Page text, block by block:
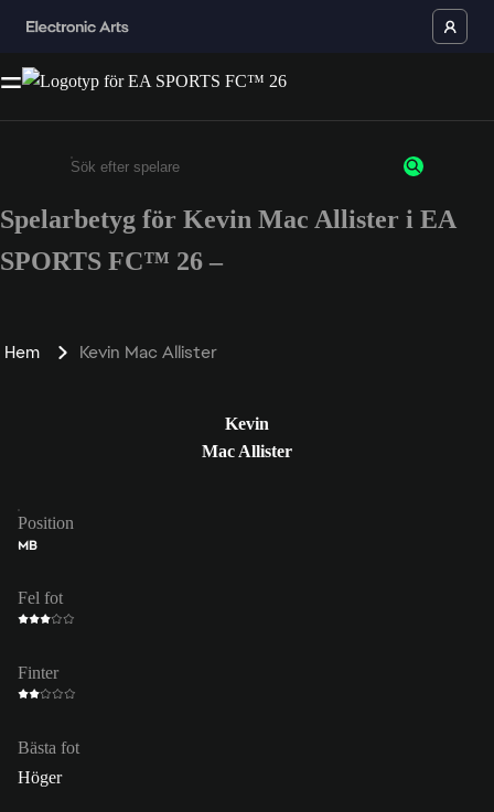
Ange minst 3 tecken eller siffror
Spelarbetyg för Kevin Mac Allister i EA
SPORTS FC™ 26 –
Hem Kevin Mac Allister
Kevin
Mac Allister
Position
MB
Fel fot
Finter
Bästa fot
Höger